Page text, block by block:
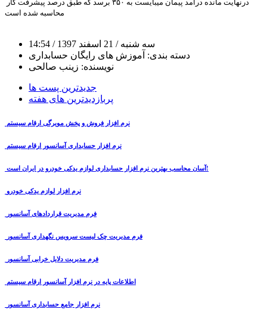
محاسبه شده است
سه شنبه / 21 اسفند 1397
/ 14:54
دسته بندی: آموزش های رایگان حسابداری
نویسنده: زینب صالحی
جدیدترین پست ها
پربازدیدترین های هفته
نرم افزار فروش و پخش مویرگی ارقام سیستم
نرم افزار حسابداری آسانسور ارقام سیستم
آسان محاسب بهترین نرم افزار حسابداری لوازم یدکی خودرو در ایران است!
نرم افزار لوازم یدکی خودرو
فرم مدیریت قراردادهای آسانسور
فرم مدیریت چک لیست سرویس نگهداری آسانسور
فرم مدیریت دلایل خرابی آسانسور
اطلاعات پایه در نرم افزار آسانسور ارقام سیستم
نرم افزار جامع حسابداری آسانسور